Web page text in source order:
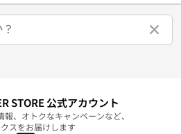
STORE 公式アカウント
、オトクなキャンペーンなど、
クスをお届けします